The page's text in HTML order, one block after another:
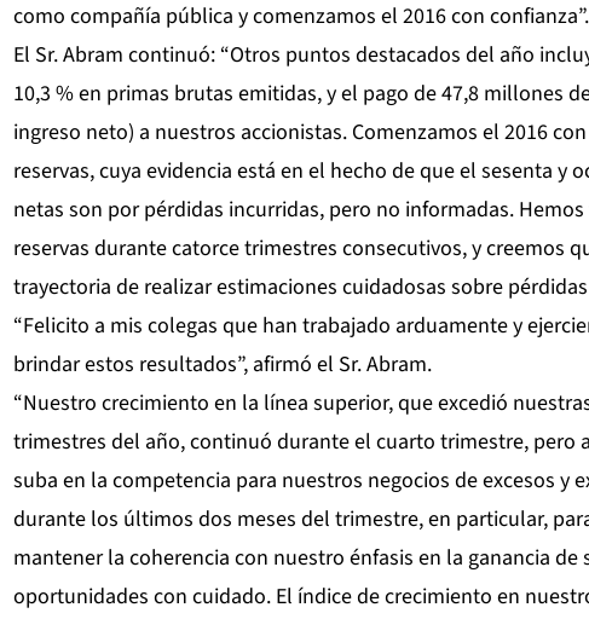
como compañía pública y comenzamos el 2016 con confianza”.
El Sr. Abram continuó: “Otros puntos destacados del año
10,3 % en primas brutas emitidas, y el pago de 47,8 millones
ingreso neto) a nuestros accionistas. Comenzamos el 2016
reservas, cuya evidencia está en el hecho de que el sesenta y
netas son por pérdidas incurridas, pero no informadas.
reservas durante catorce trimestres consecutivos, y creemos
trayectoria de realizar estimaciones cuidadosas sobre
“Felicito a mis colegas que han trabajado arduamente y
brindar estos resultados”, afirmó el Sr. Abram.
“Nuestro crecimiento en la línea superior, que excedió
trimestres del año, continuó durante el cuarto trimestre, pero
suba en la competencia para nuestros negocios de excesos y
durante los últimos dos meses del trimestre, en particular,
mantener la coherencia con nuestro énfasis en la ganancia de
oportunidades con cuidado. El índice de crecimiento en